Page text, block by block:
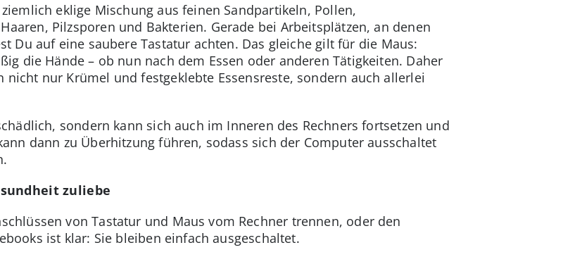
eklige Mischung aus feinen Sandpartikeln, Pollen,
Pilzsporen und Bakterien. Gerade bei Arbeitsplätzen, an denen
Du auf eine saubere Tastatur achten. Das gleiche gilt für die Maus:
die Hände – ob nun nach dem Essen oder anderen Tätigkeiten. Daher
nur Krümel und festgeklebte Essensreste, sondern auch allerlei
sondern kann sich auch im Inneren des Rechners fortsetzen und
dann zu Überhitzung führen, sodass sich der Computer ausschaltet
zuliebe
von Tastatur und Maus vom Rechner trennen, oder den
ist klar: Sie bleiben einfach ausgeschaltet.